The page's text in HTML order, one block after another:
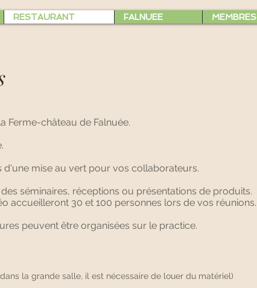
RESTAURANT FALNUEE MEMBRES
Ferme-château de Falnuée.
d'une mise au vert pour vos collaborateurs.
séminaires, réceptions ou présentations de produits.
accueilleront 30 et 100 personnes lors de vos réunions.
peuvent être organisées sur le practice.
la grande salle, il est nécessaire de louer du matériel)